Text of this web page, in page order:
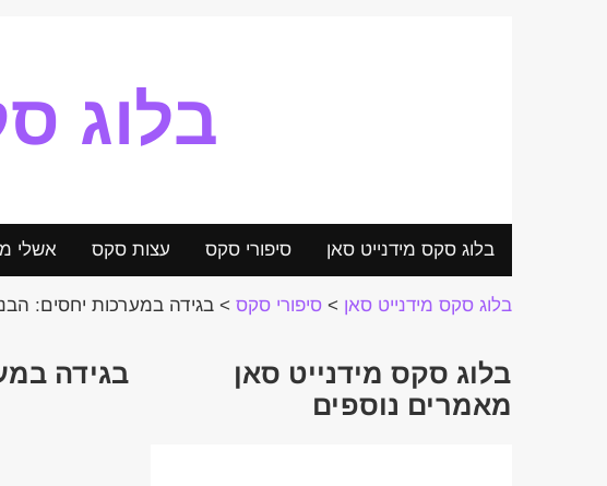
בלוג
בלוג סקס מידנייט סאן סיפורי סקס עצות סקס אשלי
בלוג סקס מידנייט סאן > סיפורי סקס > בגידה במערכות יחסים:
בגידה
בלוג סקס מידנייט סאן
מאמרים נוספים